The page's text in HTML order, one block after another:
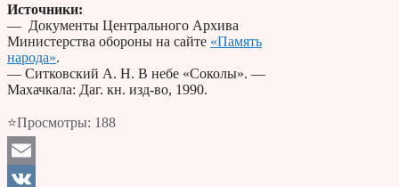
Источники:
— Документы Центрального Архива
Министерства обороны на сайте «Память
народа».
— Ситковский А. Н. В небе «Соколы». —
Махачкала: Даг. кн. изд-во, 1990.
⭐Просмотры: 188
Email